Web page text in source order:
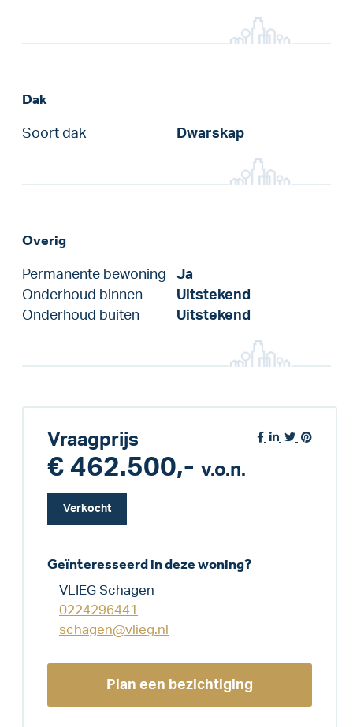
Dak
Soort dak Dwarskap
Overig
Permanente bewoning
Ja
Onderhoud binnen
Uitstekend
Onderhoud buiten
Uitstekend
Vraagprijs
€ 462.500,- v.o.n.
Verkocht
Geïnteresseerd in deze woning?
VLIEG Schagen
0224296441
schagen@vlieg.nl
Plan een bezichtiging